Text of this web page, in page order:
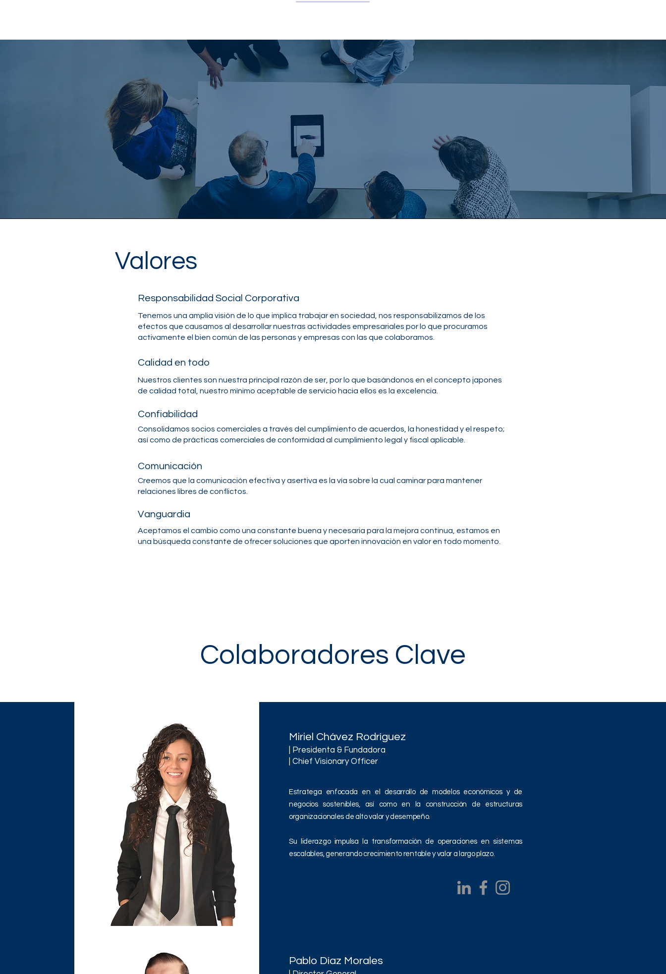
Valores
Responsabilidad Social Corporativa
Tenemos una amplia visión de lo que implica trabajar en sociedad, nos responsabilizamos de los
efectos que causamos al desarrollar nuestras actividades empresariales por lo que procuramos
activamente el bien común de las personas y empresas con las que colaboramos.
Calidad en todo
Nuestros clientes son nuestra principal razón de ser, por lo que basándonos en el concepto japones
de calidad total, nuestro mínimo aceptable de servicio hacia ellos es la excelencia.
Confiabilidad
Consolidamos socios comerciales a través del cumplimiento de acuerdos, la honestidad y el respeto;
así como de prácticas comerciales de conformidad al cumplimiento legal y fiscal aplicable.
Comunicación
Creemos que la comunicación efectiva y asertiva es la vía sobre la cual caminar para mantener
relaciones libres de conflictos.
Vanguardia
Aceptamos el cambio como una constante buena y necesaria para la mejora continua, estamos en
una búsqueda constante de ofrecer soluciones que aporten innovación en valor en todo momento.
Colaboradores Clave
Miriel Chávez Rodríguez
| Presidenta & Fundadora
| Chief Visionary Officer
Estratega enfocada en el desarrollo de modelos económicos y de
negocios sostenibles, así como en la construcción de estructuras
organizacionales de alto valor y desempeño.
Su liderazgo impulsa la transformación de operaciones en sistemas
escalables, generando crecimiento rentable y valor a largo plazo.
Pablo Díaz Morales